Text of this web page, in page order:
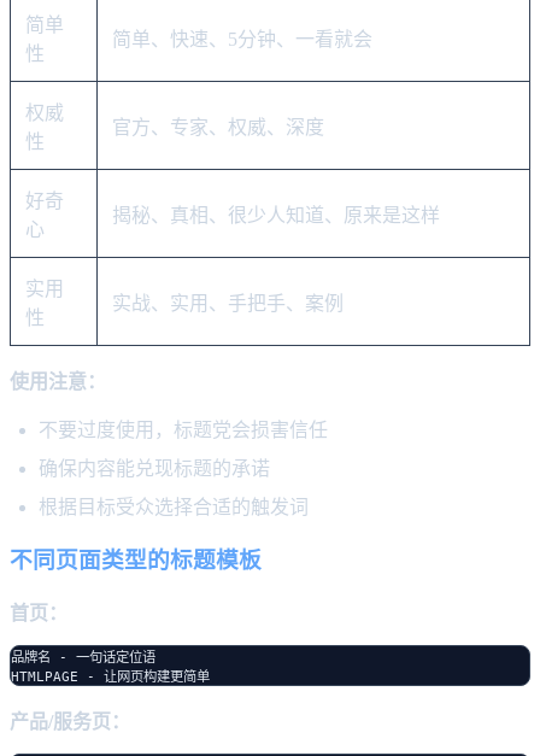
简单
性
简单、快速、5分钟、一看就会
权威
性
官方、专家、权威、深度
好奇
心
揭秘、真相、很少人知道、原来是这样
实用
性
实战、实用、手把手、案例
使用注意：
不要过度使用，标题党会损害信任
确保内容能兑现标题的承诺
根据目标受众选择合适的触发词
不同页面类型的标题模板
首页：
品牌名 - 一句话定位语
产品/服务页：